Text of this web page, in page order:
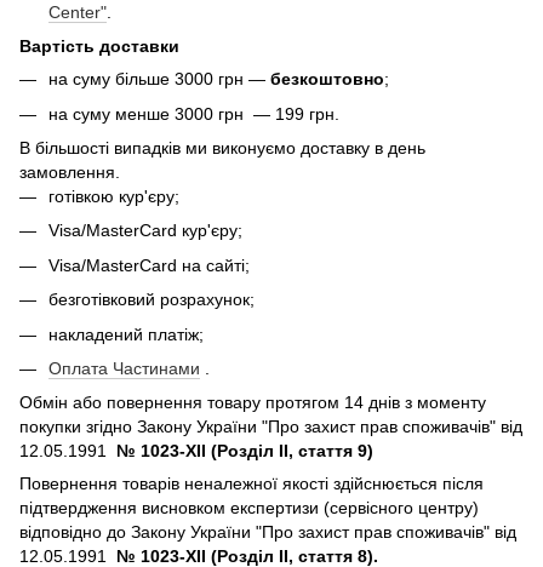
Center"
Вартість доставки
на суму більше 3000 грн — безкоштовно;
на суму менше 3000 грн — 199 грн.
В більшості випадків ми виконуємо доставку в день
замовлення.
готівкою кур'єру;
Visa/MasterCard кур'єру;
Visa/MasterCard на сайті;
безготівковий розрахунок;
накладений платіж;
Оплата Частинами
Обмін або повернення товару протягом 14 днів з моменту
покупки згідно Закону України "Про захист прав споживачів" від
12.05.1991 № 1023-XII (Розділ II, стаття 9)
Повернення товарів неналежної якості здійснюється після
підтвердження висновком експертизи (сервісного центру)
відповідно до Закону України "Про захист прав споживачів" від
12.05.1991 № 1023-XII (Розділ II, стаття 8).